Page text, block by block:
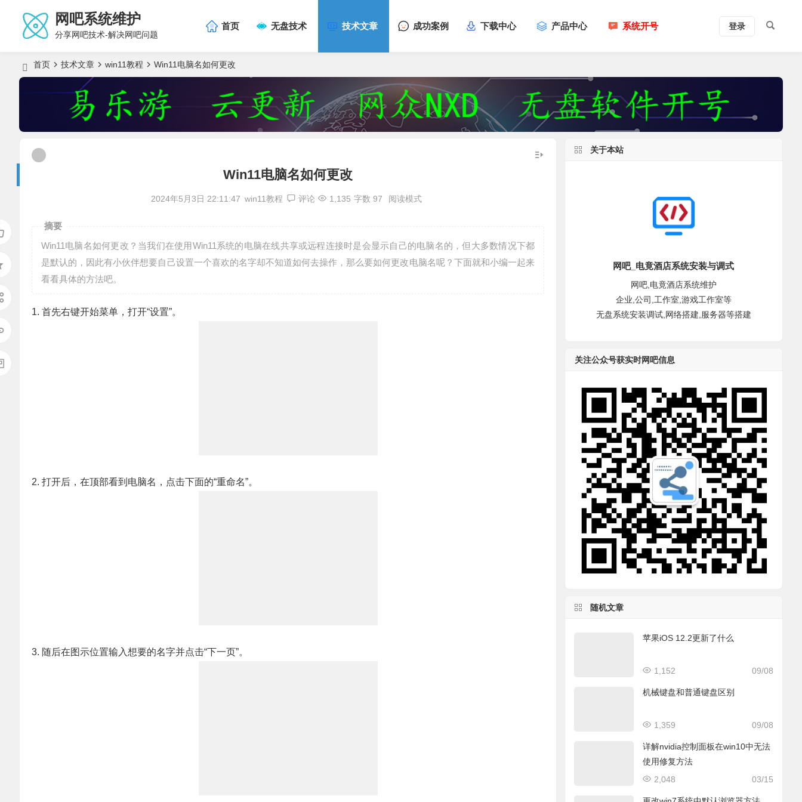
登录
网吧系统维护
分享网吧技术-解决网吧问题
首页 无盘技术 技术文章 成功案例 下载中心 产品中心 系统开号
首页 技术文章 win11教程 Win11电脑名如何更改
Win11电脑名如何更改
2024年5月3日 22:11:47 win11教程 评论 1,135 字数 97 阅读模式
摘要
Win11电脑名如何更改？当我们在使用Win11系统的电脑在线共享或远程连接时是会显示自己的电脑名的，但大多数情况下都
是默认的，因此有小伙伴想要自己设置一个喜欢的名字却不知道如何去操作，那么要如何更改电脑名呢？下面就和小编一起来
看看具体的方法吧。
1. 首先右键开始菜单，打开“设置”。
2. 打开后，在顶部看到电脑名，点击下面的“重命名”。
3. 随后在图示位置输入想要的名字并点击“下一页”。
关于本站
网吧_电竟酒店系统安装与调式
网吧,电竟酒店系统维护
企业,公司,工作室,游戏工作室等
无盘系统安装调试,网络搭建,服务器等搭建
关注公众号获实时网吧信息
随机文章
苹果iOS 12.2更新了什么
09/08
1,152
机械键盘和普通键盘区别
09/08
1,359
详解nvidia控制面板在win10中无法
使用修复方法
03/15
2,048